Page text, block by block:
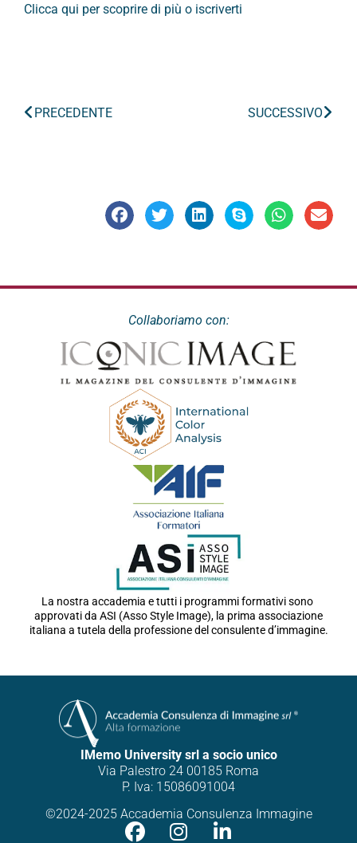
Clicca qui per scoprire di più o iscriverti
PRECEDENTE SUCCESSIVO
Collaboriamo con:
La nostra accademia e tutti i programmi formativi sono
approvati da ASI (Asso Style Image), la prima associazione
italiana a tutela della professione del consulente d’immagine.
IMemo University srl a socio unico
Via Palestro 24 00185 Roma
P. Iva: 15086091004
©2024-2025 Accademia Consulenza Immagine